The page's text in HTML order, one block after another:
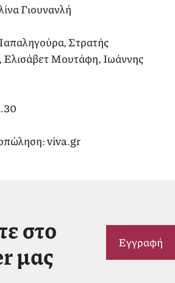
Γιουνανλή
Στρατής
Ελισάβετ Μουτάφη, Ιωάννης
viva.gr
στο
μας
Εγγραφή